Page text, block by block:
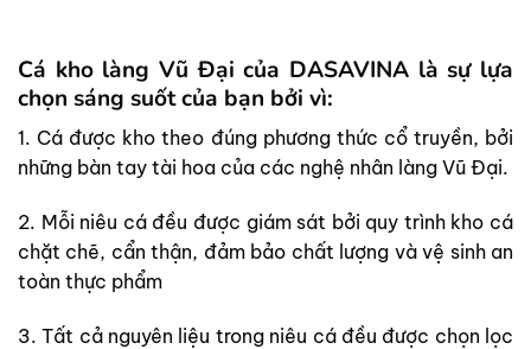
Cá kho làng Vũ Đại của DASAVINA là sự lựa
chọn sáng suốt của bạn bởi vì:
1. Cá được kho theo đúng phương thức cổ truyền, bởi
những bàn tay tài hoa của các nghệ nhân làng Vũ Đại.
2. Mỗi niêu cá đều được giám sát bởi quy trình kho cá
chặt chẽ, cẩn thận, đảm bảo chất lượng và vệ sinh an
toàn thực phẩm
3. Tất cả nguyên liệu trong niêu cá đều được chọn lọc